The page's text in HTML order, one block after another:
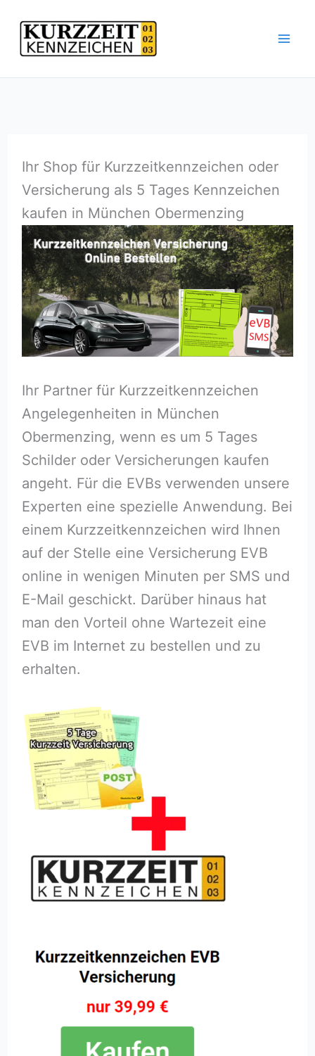
Inhalt
springen
Ihr Shop für Kurzzeitkennzeichen oder
Versicherung als 5 Tages Kennzeichen
kaufen in München Obermenzing
Ihr Partner für Kurzzeitkennzeichen
Angelegenheiten in München
Obermenzing, wenn es um 5 Tages
Schilder oder Versicherungen kaufen
angeht. Für die EVBs verwenden unsere
Experten eine spezielle Anwendung. Bei
einem Kurzzeitkennzeichen wird Ihnen
auf der Stelle eine Versicherung EVB
online in wenigen Minuten per SMS und
E-Mail geschickt. Darüber hinaus hat
man den Vorteil ohne Wartezeit eine
EVB im Internet zu bestellen und zu
erhalten.